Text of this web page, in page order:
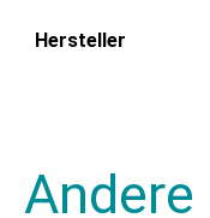
Hersteller
Andere